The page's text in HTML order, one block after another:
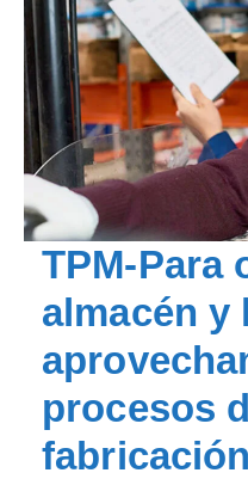
TPM-Para
almacén y
procesos
fabricación